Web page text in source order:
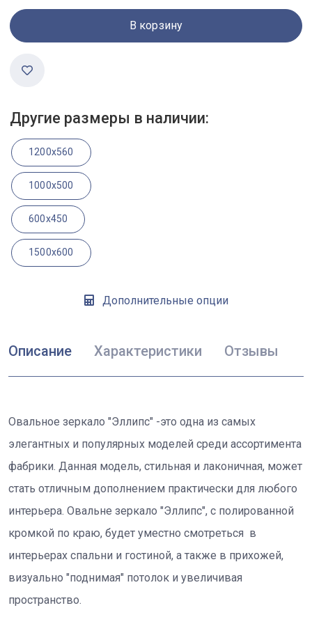
В корзину
Другие размеры в наличии:
1200x560
1000x500
600x450
1500x600
Дополнительные опции
Описание Характеристики Отзывы
Овальное зеркало "Эллипс" -это одна из самых
элегантных и популярных моделей среди ассортимента
фабрики. Данная модель, стильная и лаконичная, может
стать отличным дополнением практически для любого
интерьера. Овальне зеркало "Эллипс", с полированной
кромкой по краю, будет уместно смотреться в
интерьерах спальни и гостиной, а также в прихожей,
визуально "поднимая" потолок и увеличивая
пространство.